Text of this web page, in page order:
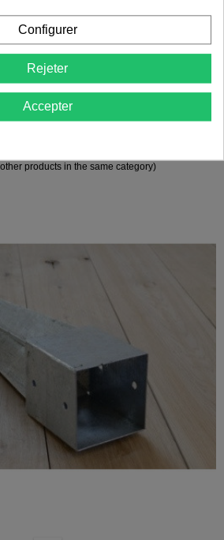
products in the same category)
Configurer
Rejeter
Accepter